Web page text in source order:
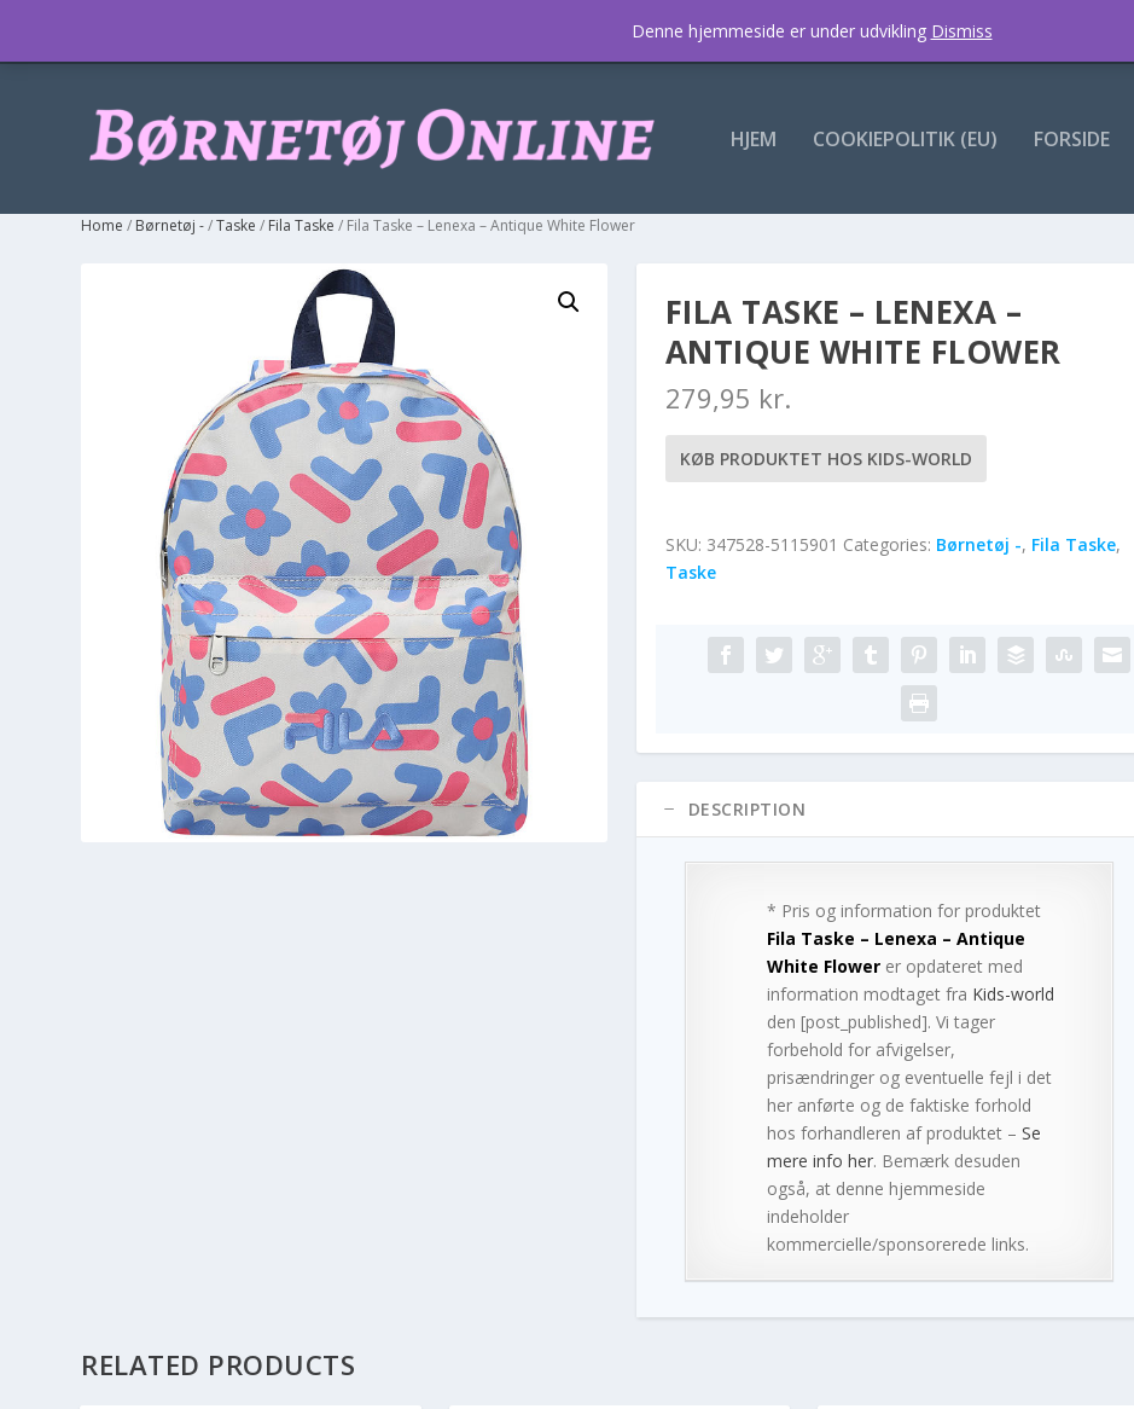
HJEM COOKIEPOLITIK (EU) FORSIDE
Home / Børnetøj -/Taske / Fila Taske / Fila Taske – Lenexa – Antique White Flower
FILA TASKE – LENEXA –
ANTIQUE WHITE FLOWER
279,95 kr.
KØB PRODUKTET HOS KIDS-WORLD
SKU: 347528-5115901 Categories: Børnetøj -, Fila Taske,
Taske
DESCRIPTION
* Pris og information for produktet
Fila Taske – Lenexa – Antique
White Flowerer opdateret med
information modtaget fra Kids-world
den [post_published]. Vi tager
forbehold for afvigelser,
prisændringer og eventuelle fejl i det
her anførte og de faktiske forhold
hos forhandleren af produktet – Se
mere info her. Bemærk desuden
også, at denne hjemmeside
indeholder
kommercielle/sponsorerede links.
RELATED PRODUCTS
Denne hjemmeside er under udvikling Dismiss